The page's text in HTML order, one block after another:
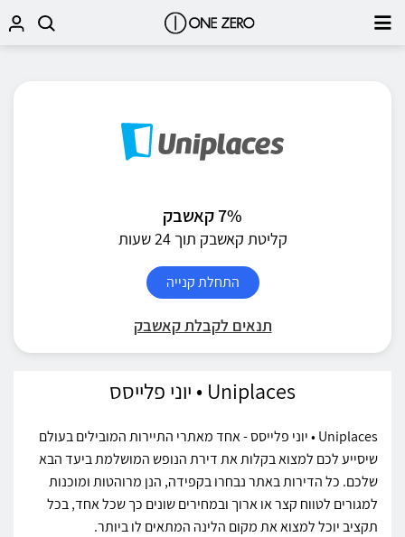
7% קאשבק
קליטת קאשבק תוך 24 שעות
התחלת קנייה
תנאים לקבלת קאשבק
Uniplaces • יוני פלייסס
Uniplaces • יוני פלייסס - אחד מאתרי התיירות המובילים בעולם
שיסייע לכם למצוא בקלות את דירת הנופש המושלמת ביעד הבא
שלכם. כל הדירות באתר נבחרו בקפידה, הנן מרוהטות ומוכנות
למגורים לטווח קצר או ארוך ובמחירים שונים כך שכל אחד, בכל
תקציב יוכל למצוא את מקום הלינה המתאים לו ביותר.